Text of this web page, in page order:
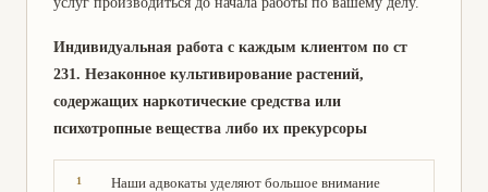
Индивидуальная работа с каждым клиентом по ст
231. Незаконное культивирование растений,
содержащих наркотические средства или
психотропные вещества либо их прекурсоры
Наши адвокаты уделяют большое внимание